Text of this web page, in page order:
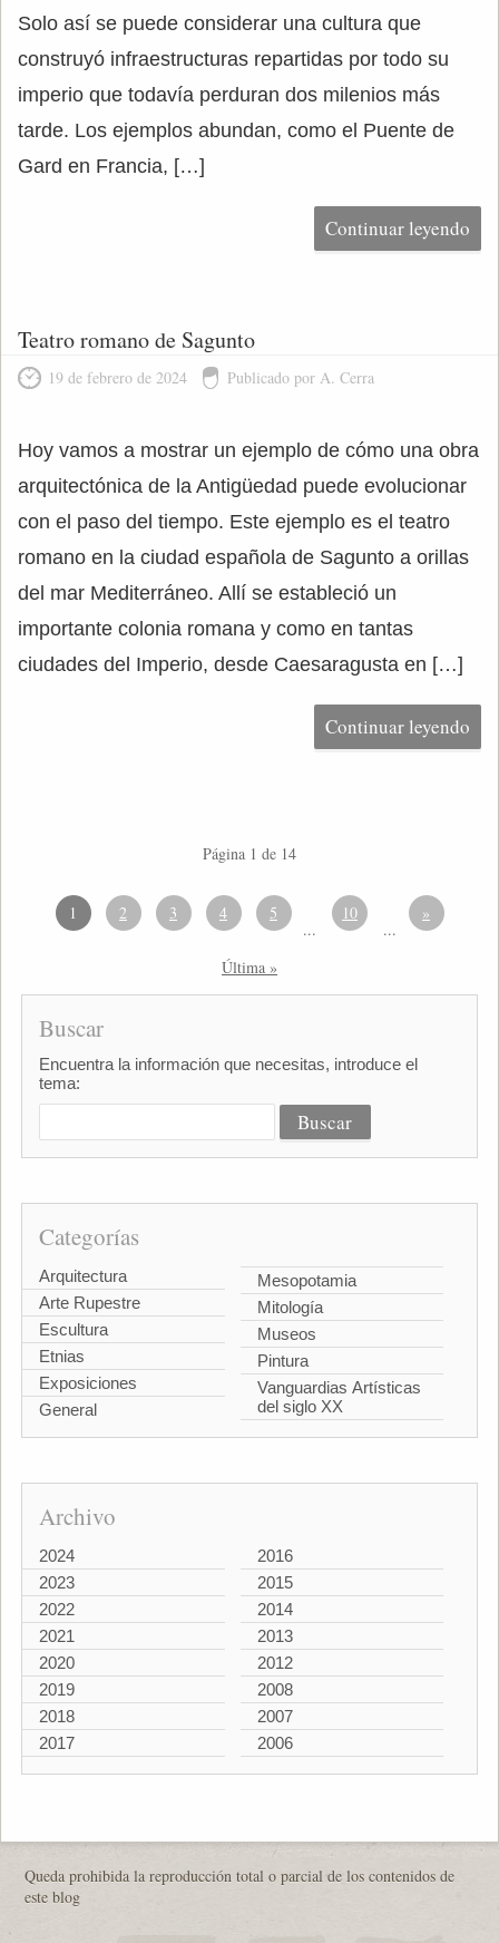
Solo así se puede considerar una cultura que
construyó infraestructuras repartidas por todo su
imperio que todavía perduran dos milenios más
tarde. Los ejemplos abundan, como el Puente de
Gard en Francia, […]
Continuar leyendo
Teatro romano de Sagunto
19 de febrero de 2024 Publicado por A. Cerra
Hoy vamos a mostrar un ejemplo de cómo una obra
arquitectónica de la Antigüedad puede evolucionar
con el paso del tiempo. Este ejemplo es el teatro
romano en la ciudad española de Sagunto a orillas
del mar Mediterráneo. Allí se estableció un
importante colonia romana y como en tantas
ciudades del Imperio, desde Caesaragusta en […]
Continuar leyendo
Página 1 de 14
1 2 3 4 5
...
10
...
»
Última »
Buscar
Encuentra la información que necesitas, introduce el
tema:
Categorías
Arquitectura
Arte Rupestre
Escultura
Etnias
Exposiciones
General
Mesopotamia
Mitología
Museos
Pintura
Vanguardias Artísticas
del siglo XX
Archivo
2024
2023
2022
2021
2020
2019
2018
2017
2016
2015
2014
2013
2012
2008
2007
2006
Queda prohibida la reproducción total o parcial de los contenidos de
este blog